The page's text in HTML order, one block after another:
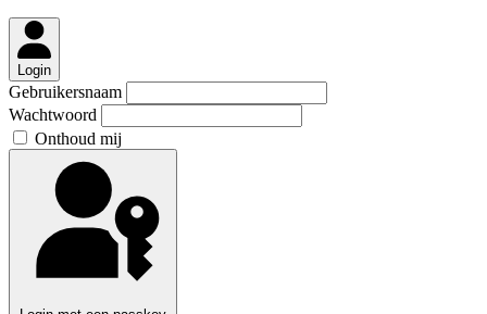
Login
Gebruikersnaam
Wachtwoord
Onthoud mij